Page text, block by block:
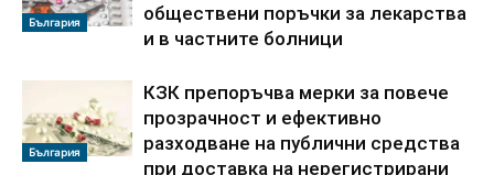
България
обществени поръчки за лекарства
и в частните болници
България
КЗК препоръчва мерки за повече
прозрачност и ефективно
разходване на публични средства
при доставка на нерегистрирани